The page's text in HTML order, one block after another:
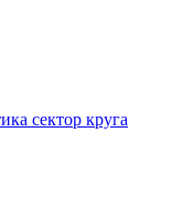
сектор круга